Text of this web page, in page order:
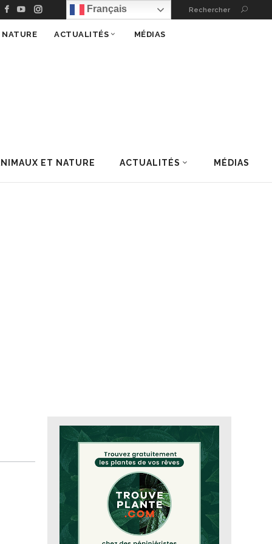
Français Rechercher
ET NATURE ACTUALITÉS MÉDIAS
ACTUALITÉS MÉDIAS